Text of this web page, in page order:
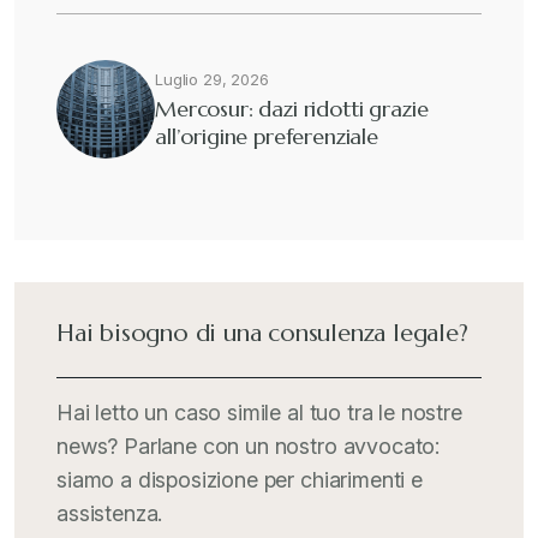
Guide e Manuali
Il Doganalista
MementoPiù - Giuffré
Luglio 29, 2026
Mercosur: dazi ridotti grazie
all’origine preferenziale
Hai bisogno di una consulenza legale?
Hai letto un caso simile al tuo tra le nostre
news? Parlane con un nostro avvocato:
siamo a disposizione per chiarimenti e
assistenza.